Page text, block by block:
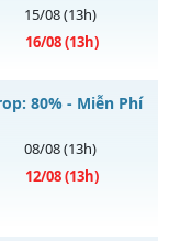
15/08(13h)
16/08(13h)
WC Ngọc
80% - Miễn Phí
08/08(13h)
12/08(13h)